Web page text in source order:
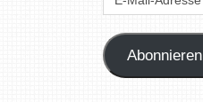
Abonnieren